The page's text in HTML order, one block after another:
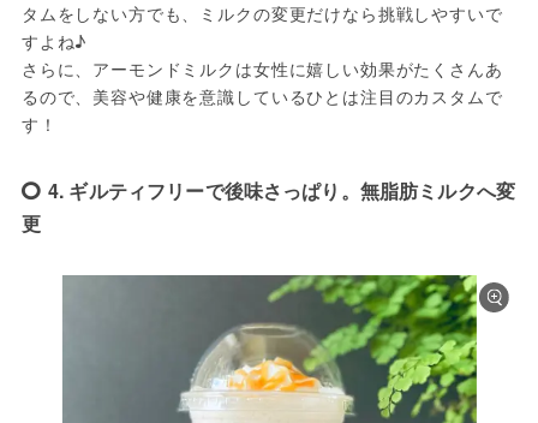
タムをしない方でも、ミルクの変更だけなら挑戦しやすいで
すよね♪
さらに、アーモンドミルクは女性に嬉しい効果がたくさんあ
るので、美容や健康を意識しているひとは注目のカスタムで
す！
4. ギルティフリーで後味さっぱり。無脂肪ミルクへ変
更